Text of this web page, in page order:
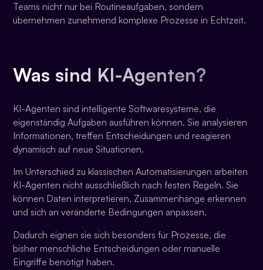
Teams nicht nur bei Routineaufgaben, sondern
übernehmen zunehmend komplexe Prozesse in Echtzeit.
Was sind KI-Agenten?
KI-Agenten sind intelligente Softwaresysteme, die
eigenständig Aufgaben ausführen können. Sie analysieren
Informationen, treffen Entscheidungen und reagieren
dynamisch auf neue Situationen.
Im Unterschied zu klassischen Automatisierungen arbeiten
KI-Agenten nicht ausschließlich nach festen Regeln. Sie
können Daten interpretieren, Zusammenhänge erkennen
und sich an veränderte Bedingungen anpassen.
Dadurch eignen sie sich besonders für Prozesse, die
bisher menschliche Entscheidungen oder manuelle
Eingriffe benötigt haben.